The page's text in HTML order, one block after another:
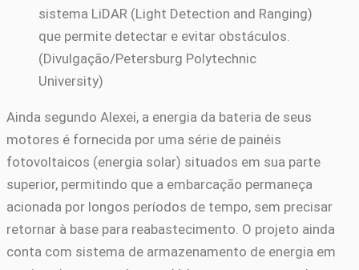
sistema LiDAR (Light Detection and Ranging)
que permite detectar e evitar obstáculos.
(Divulgação/Petersburg Polytechnic
University)
Ainda segundo Alexei, a energia da bateria de seus
motores é fornecida por uma série de painéis
fotovoltaicos (energia solar) situados em sua parte
superior, permitindo que a embarcação permaneça
acionada por longos períodos de tempo, sem precisar
retornar à base para reabastecimento. O projeto ainda
conta com sistema de armazenamento de energia em